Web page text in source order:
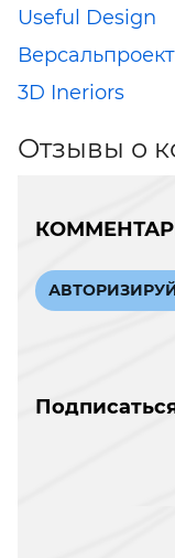
Useful Design
Версальпроект
3D Ineriors
Отзывы о